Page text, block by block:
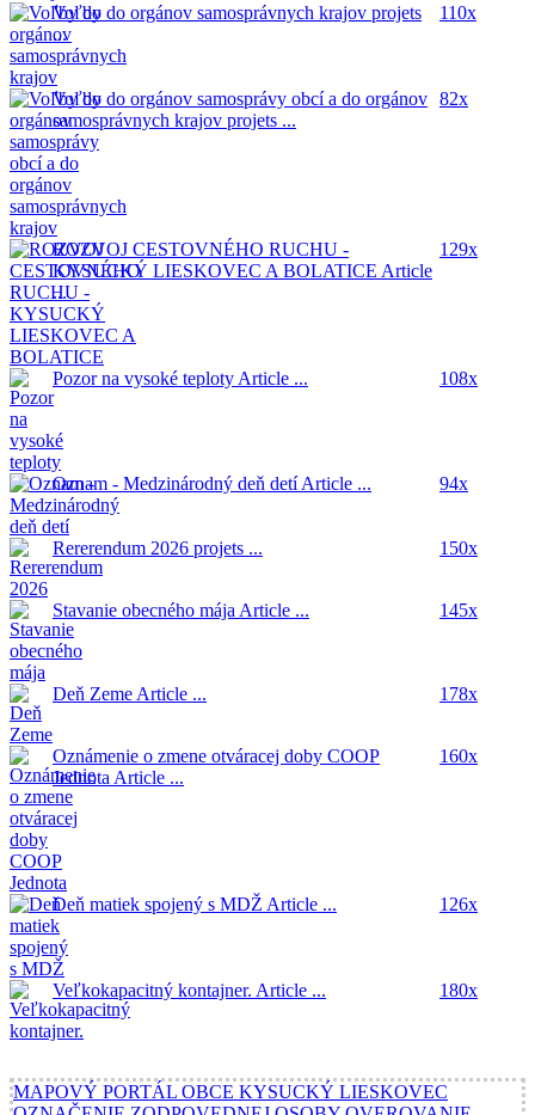
Voľby do orgánov samosprávnych krajov projets
...
110x
Voľby do orgánov samosprávy obcí a do orgánov
samosprávnych krajov projets ...
82x
ROZVOJ CESTOVNÉHO RUCHU -
KYSUCKÝ LIESKOVEC A BOLATICE Article
...
129x
Pozor na vysoké teploty Article ... 108x
Oznam - Medzinárodný deň detíArticle ... 94x
Rererendum 2026 projets ... 150x
Stavanie obecného mája Article ... 145x
Deň Zeme Article ... 178x
Oznámenie o zmene otváracej doby COOP
Jednota Article ...
160x
Deň matiek spojený s MDŽ Article ... 126x
Veľkokapacitný kontajner. Article ... 180x
MAPOVÝ PORTÁL OBCE KYSUCKÝ LIESKOVEC